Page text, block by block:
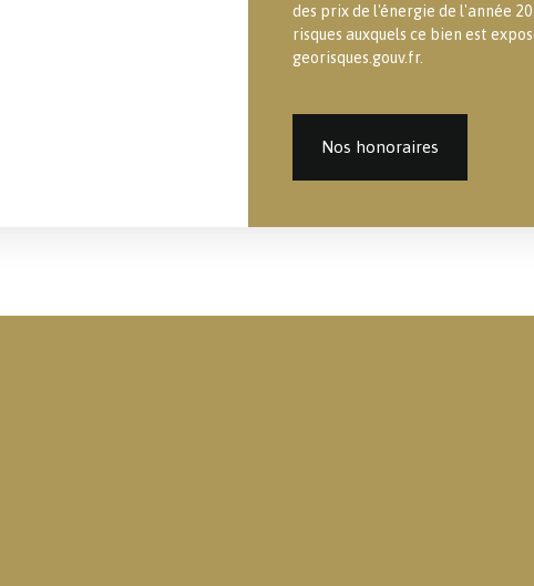
des prix de l'énergie de l'année
risques auxquels ce bien est
georisques.gouv.fr.
Nos honoraires